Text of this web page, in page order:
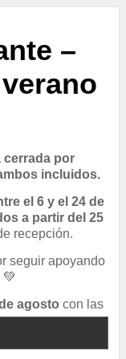
–
cerrada por
incluidos.
el 6 y el 24 de
a partir del 25
recepción.
seguir apoyando
agosto con las